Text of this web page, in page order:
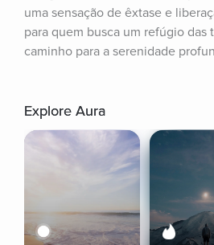
uma sensação de êxtase e
para quem busca um refúgio das
caminho para a serenidade
Explore Aura